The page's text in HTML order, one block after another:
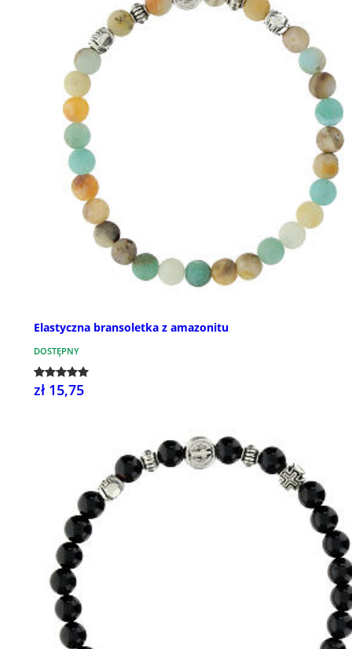
Elastyczna bransoletka z amazonitu
DOSTĘPNY
zł 15,75